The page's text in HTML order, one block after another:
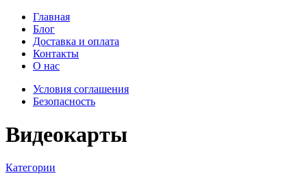
Главная
Блог
Доставка и оплата
Контакты
О нас
Условия соглашения
Безопасность
Видеокарты
Категории